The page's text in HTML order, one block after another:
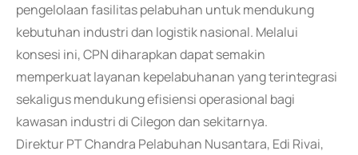
pengelolaan fasilitas pelabuhan untuk mendukung
kebutuhan industri dan logistik nasional. Melalui
konsesi ini, CPN diharapkan dapat semakin
memperkuat layanan kepelabuhanan yang terintegrasi
sekaligus mendukung efisiensi operasional bagi
kawasan industri di Cilegon dan sekitarnya.
Direktur PT Chandra Pelabuhan Nusantara, Edi Rivai,